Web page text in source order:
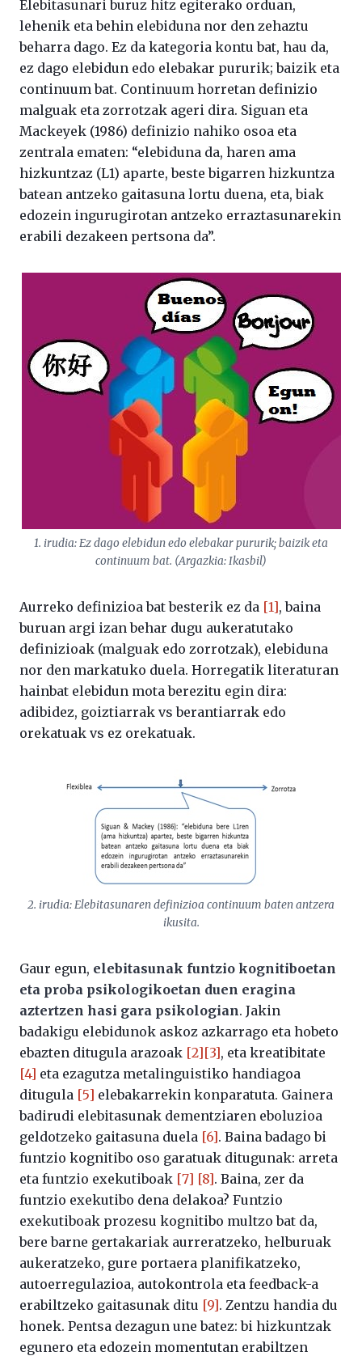
Elebitasunari buruz hitz egiterako orduan,
lehenik eta behin elebiduna nor den zehaztu
beharra dago. Ez da kategoria kontu bat, hau da,
ez dago elebidun edo elebakar pururik; baizik eta
continuum bat. Continuum horretan definizio
malguak eta zorrotzak ageri dira. Siguan eta
Mackeyek (1986) definizio nahiko osoa eta
zentrala ematen: “elebiduna da, haren ama
hizkuntzaz (L1) aparte, beste bigarren hizkuntza
batean antzeko gaitasuna lortu duena, eta, biak
edozein ingurugirotan antzeko erraztasunarekin
erabili dezakeen pertsona da”.
1. irudia: Ez dago elebidun edo elebakar pururik; baizik eta
continuum bat. (Argazkia: Ikasbil)
Aurreko definizioa bat besterik ez da [1], baina
buruan argi izan behar dugu aukeratutako
definizioak (malguak edo zorrotzak), elebiduna
nor den markatuko duela. Horregatik literaturan
hainbat elebidun mota berezitu egin dira:
adibidez, goiztiarrak vs berantiarrak edo
orekatuak vs ez orekatuak.
2. irudia: Elebitasunaren definizioa continuum baten antzera
ikusita.
Gaur egun, elebitasunak funtzio kognitiboetan
eta proba psikologikoetan duen eragina
aztertzen hasi gara psikologian. Jakin
badakigu elebidunok askoz azkarrago eta hobeto
ebazten ditugula arazoak [2][3], eta kreatibitate
[4] eta ezagutza metalinguistiko handiagoa
ditugula [5] elebakarrekin konparatuta. Gainera
badirudi elebitasunak dementziaren eboluzioa
geldotzeko gaitasuna duela [6]. Baina badago bi
funtzio kognitibo oso garatuak ditugunak: arreta
eta funtzio exekutiboak [7] [8]. Baina, zer da
funtzio exekutibo dena delakoa? Funtzio
exekutiboak prozesu kognitibo multzo bat da,
bere barne gertakariak aurreratzeko, helburuak
aukeratzeko, gure portaera planifikatzeko,
autoerregulazioa, autokontrola eta feedback-a
erabiltzeko gaitasunak ditu [9]. Zentzu handia du
honek. Pentsa dezagun une batez: bi hizkuntzak
egunero eta edozein momentutan erabiltzen